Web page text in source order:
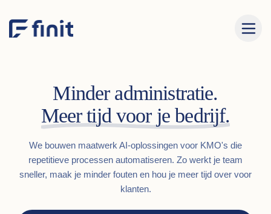
Minder administratie.
Meer tijd voor je bedrijf.
We bouwen maatwerk AI-oplossingen voor KMO's die
repetitieve processen automatiseren. Zo werkt je team
sneller, maak je minder fouten en hou je meer tijd over voor
klanten.